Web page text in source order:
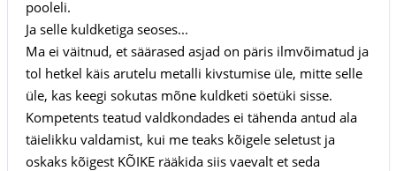
pooleli.
Ja selle kuldketiga seoses...
Ma ei väitnud, et säärased asjad on päris ilmvõimatud ja
tol hetkel käis arutelu metalli kivstumise üle, mitte selle
üle, kas keegi sokutas mõne kuldketi söetüki sisse.
Kompetents teatud valdkondades ei tähenda antud ala
täielikku valdamist, kui me teaks kõigele seletust ja
oskaks kõigest KÕIKE rääkida siis vaevalt et seda